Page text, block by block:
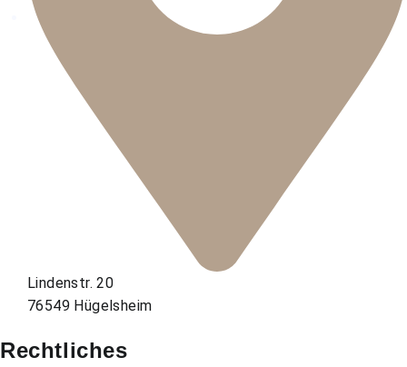
Lindenstr. 20
76549 Hügelsheim
Rechtliches